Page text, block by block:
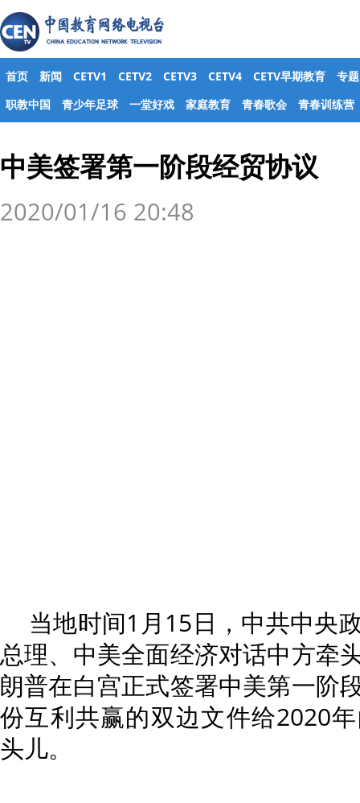
首页 新闻 CETV1 CETV2 CETV3 CETV4 CETV早期教育
专题
职教中国
青少年足球 一堂好戏 家庭教育 青春歌会 青春训练营
中美签署第一阶段经贸协议
2020/01/16 20:48
当地时间1月15日，中共中央
总理、中美全面经济对话中方牵
朗普在白宫正式签署中美第一阶
份互利共赢的双边文件给2020
头儿。